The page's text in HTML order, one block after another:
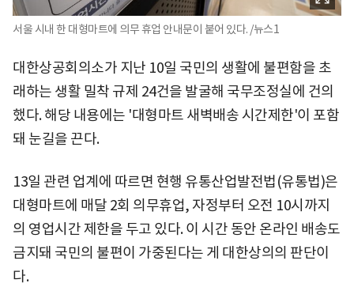
서울 시내 한 대형마트에 의무 휴업 안내문이 붙어 있다. /뉴스1
대한상공회의소가 지난 10일 국민의 생활에 불편함을 초
래하는 생활 밀착 규제 24건을 발굴해 국무조정실에 건의
했다. 해당 내용에는 '대형마트 새벽배송 시간제한'이 포함
돼 눈길을 끈다.
13일 관련 업계에 따르면 현행 유통산업발전법(유통법)은
대형마트에 매달 2회 의무휴업, 자정부터 오전 10시까지
의 영업시간 제한을 두고 있다. 이 시간 동안 온라인 배송도
금지돼 국민의 불편이 가중된다는 게 대한상의의 판단이
다.